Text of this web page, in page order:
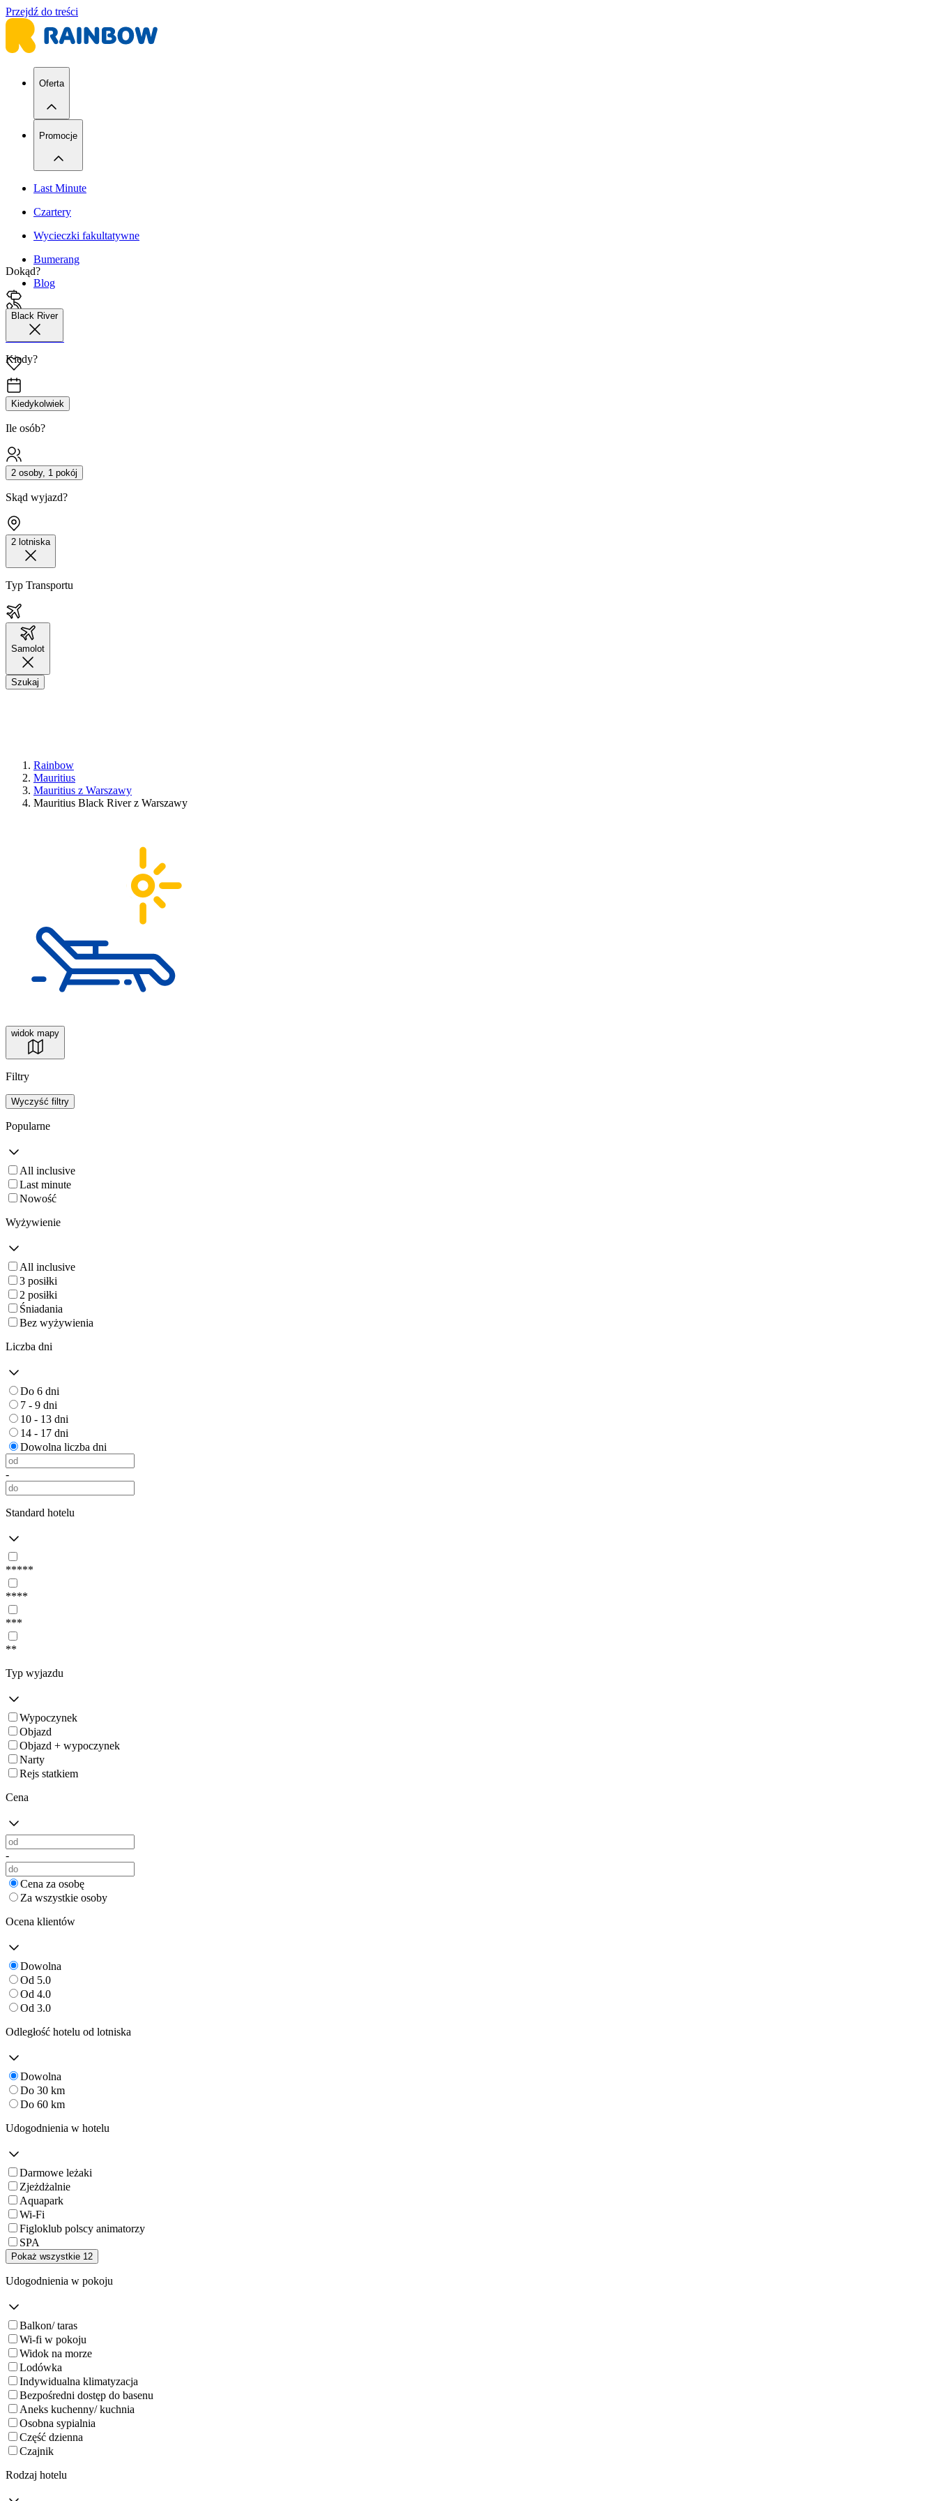
Przejdź do treści
Oferta
Promocje
Last Minute
Czartery
Wycieczki fakultatywne
Bumerang
Blog
42 680 38 51
Dokąd?
Black River
Kiedy?
Kiedykolwiek
Ile osób?
2 osoby, 1 pokój
Skąd wyjazd?
2 lotniska
Typ Transportu
Samolot
Szukaj
Rainbow
Mauritius
Mauritius z Warszawy
Mauritius Black River z Warszawy
widok mapy
Filtry
Wyczyść filtry
Popularne
All inclusive
Last minute
Nowość
Wyżywienie
All inclusive
3 posiłki
2 posiłki
Śniadania
Bez wyżywienia
Liczba dni
Do 6 dni
7 - 9 dni
10 - 13 dni
14 - 17 dni
Dowolna liczba dni
-
Standard hotelu
*****
****
***
**
Typ wyjazdu
Wypoczynek
Objazd
Objazd + wypoczynek
Narty
Rejs statkiem
Cena
-
Cena za osobę
Za wszystkie osoby
Ocena klientów
Dowolna
Od 5.0
Od 4.0
Od 3.0
Odległość hotelu od lotniska
Dowolna
Do 30 km
Do 60 km
Udogodnienia w hotelu
Darmowe leżaki
Zjeżdżalnie
Aquapark
Wi-Fi
Figloklub polscy animatorzy
SPA
Pokaż wszystkie 12
Udogodnienia w pokoju
Balkon/ taras
Wi-fi w pokoju
Widok na morze
Lodówka
Indywidualna klimatyzacja
Bezpośredni dostęp do basenu
Aneks kuchenny/ kuchnia
Osobna sypialnia
Część dzienna
Czajnik
Rodzaj hotelu